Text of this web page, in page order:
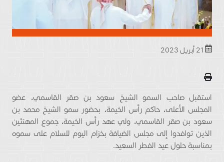
استقبل صاحب السمو الشيخ سعود بن صقر القاسمي، عضو
المجلس الأعلى، حاكم رأس الخيمة، بحضور سمو الشيخ محمد بن
سعود بن صقر القاسمي، ولي عهد رأس الخيمة، جموع المهنئين
الذين توافدوا إلى مجلس الضيافة بخزام اليوم للسلام على سموه
بمناسبة حلول عيد الفطر السعيد.